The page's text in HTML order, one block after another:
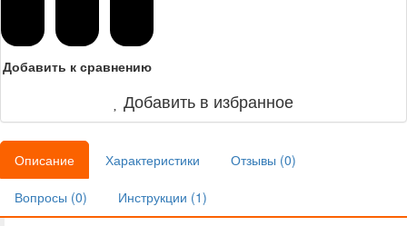
Добавить к сравнению
Добавить в избранное
Описание Характеристики Отзывы (0)
Вопросы (0) Инструкции (1)